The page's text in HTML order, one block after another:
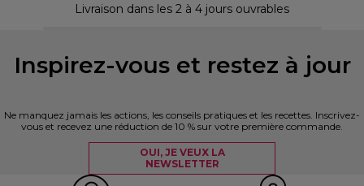
Livraison dans les 2 à 4 jours ouvrables
Inspirez-vous et restez à jour
Ne manquez jamais les actions, les conseils pratiques et les recettes. Inscrivez-
vous et recevez une réduction de 10 % sur votre première commande.
OUI, JE VEUX LA
NEWSLETTER